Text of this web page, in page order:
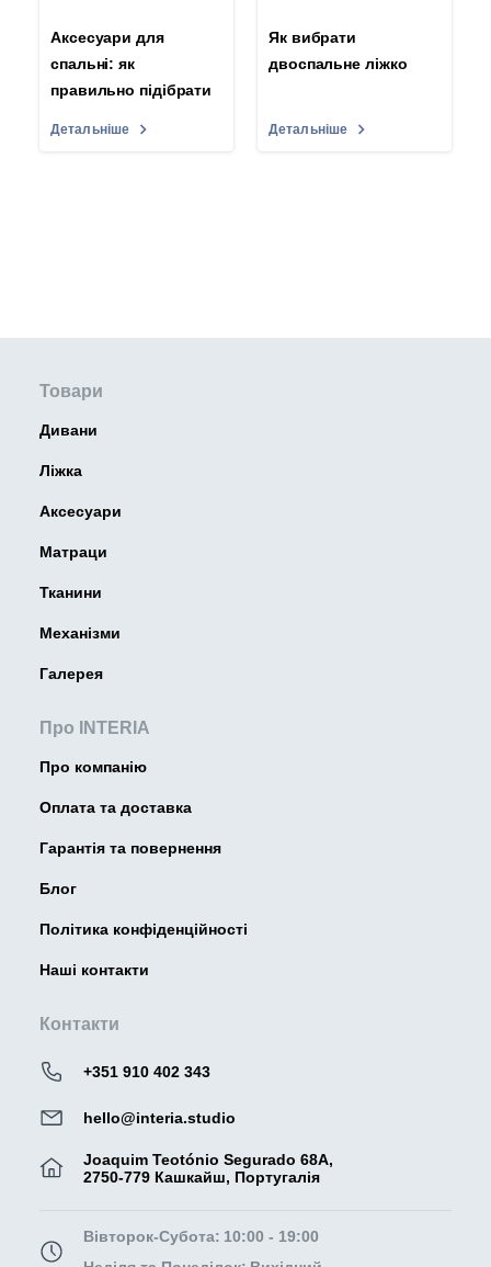
Аксесуари для
спальні: як
правильно підібрати
Детальніше
Як вибрати
двоспальне ліжко
Детальніше
Товари
Дивани
Ліжка
Аксесуари
Матраци
Тканини
Механізми
Галерея
Про INTERIA
Про компанію
Оплата та доставка
Гарантія та повернення
Блог
Політика конфіденційності
Наші контакти
Контакти
+351 910 402 343
hello@interia.studio
Joaquim Teotónio Segurado 68A,
2750-779 Кашкайш, Португалія
Вівторок-Субота: 10:00 - 19:00